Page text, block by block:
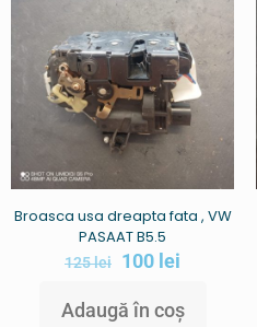
Broasca usa dreapta fata , VW
PASAAT B5.5
125lei 100 lei
Adaugă în coș